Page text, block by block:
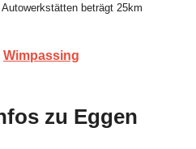
beträgt 25km
Wimpassing
zu Eggen